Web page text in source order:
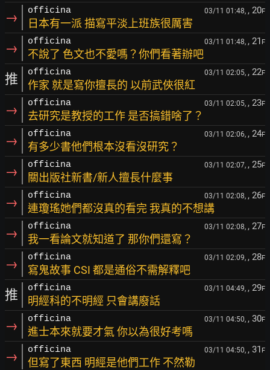
→ officina 03/11 01:48, , 20F
日本有一派 描寫平淡上班族很厲害
→ officina 03/11 01:48, , 21 F
不說了 色文也不愛嗎？你們看著辦吧
推 officina 03/11 02:05, , 22F
作家 就是寫你擅長的 以前武俠很紅
→ officina 03/11 02:05, , 23F
去研究是教授的工作 是否搞錯啥了？
→ officina 03/11 02:06, , 24F
有多少書他們根本沒看沒研究？
→ officina 03/11 02:07, , 25F
關出版社新書/新人擅長什麼事
→ officina 03/11 02:08, , 26F
連瓊瑤她們都沒真的看完 我真的不想講
→ officina 03/11 02:08, , 27F
我一看論文就知道了 那你們還寫？
→ officina 03/11 02:09, , 28F
寫鬼故事 CSI 都是通俗不需解釋吧
推 officina 03/11 04:49, , 29F
明經科的不明經 只會講廢話
→ officina 03/11 04:50, , 30F
進士本來就要才氣 你以為很好考嗎
→ officina 03/11 04:50, , 31 F
但寫了東西 明經是他們工作 不然勒